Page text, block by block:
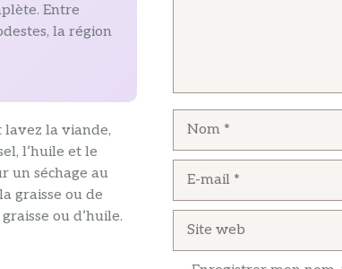
Entre
la région
lavez la viande,
l’huile et le
un séchage au
graisse ou de
ou d’huile.